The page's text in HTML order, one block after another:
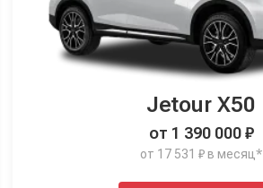
Jetour X50
от 1 390 000 ₽
от 17 531 ₽ в месяц*